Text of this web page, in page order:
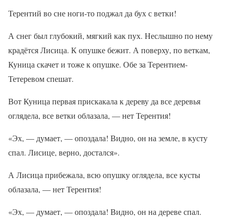
Терентий во сне ноги-то поджал да бух с ветки!
А снег был глубокий, мягкий как пух. Неслышно по нему
крадётся Лисица. К опушке бежит. А поверху, по веткам,
Куница скачет и тоже к опушке. Обе за Терентием-
Тетеревом спешат.
Вот Куница первая прискакала к дереву да все деревья
оглядела, все ветки облазала, — нет Терентия!
«Эх, — думает, — опоздала! Видно, он на земле, в кусту
спал. Лисице, верно, достался».
А Лисица прибежала, всю опушку оглядела, все кусты
облазала, — нет Терентия!
«Эх, — думает, — опоздала! Видно, он на дереве спал.